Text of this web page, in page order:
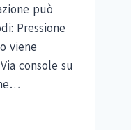
può
Pressione
viene
console su